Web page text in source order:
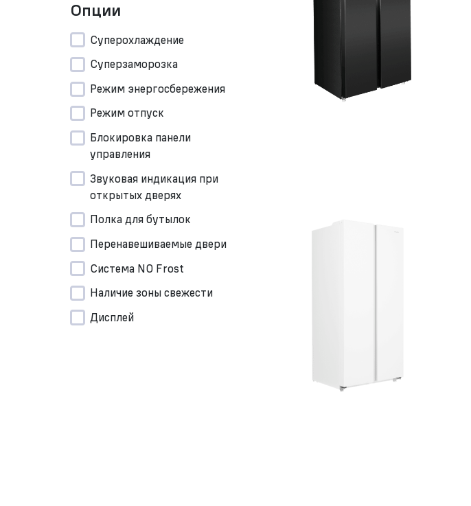
Опции
Суперохлаждение
Суперзаморозка
Режим энергосбережения
Режим отпуск
Блокировка панели
управления
Звуковая индикация при
открытых дверях
Полка для бутылок
Перенавешиваемые двери
Система NO Frost
Наличие зоны свежести
Дисплей